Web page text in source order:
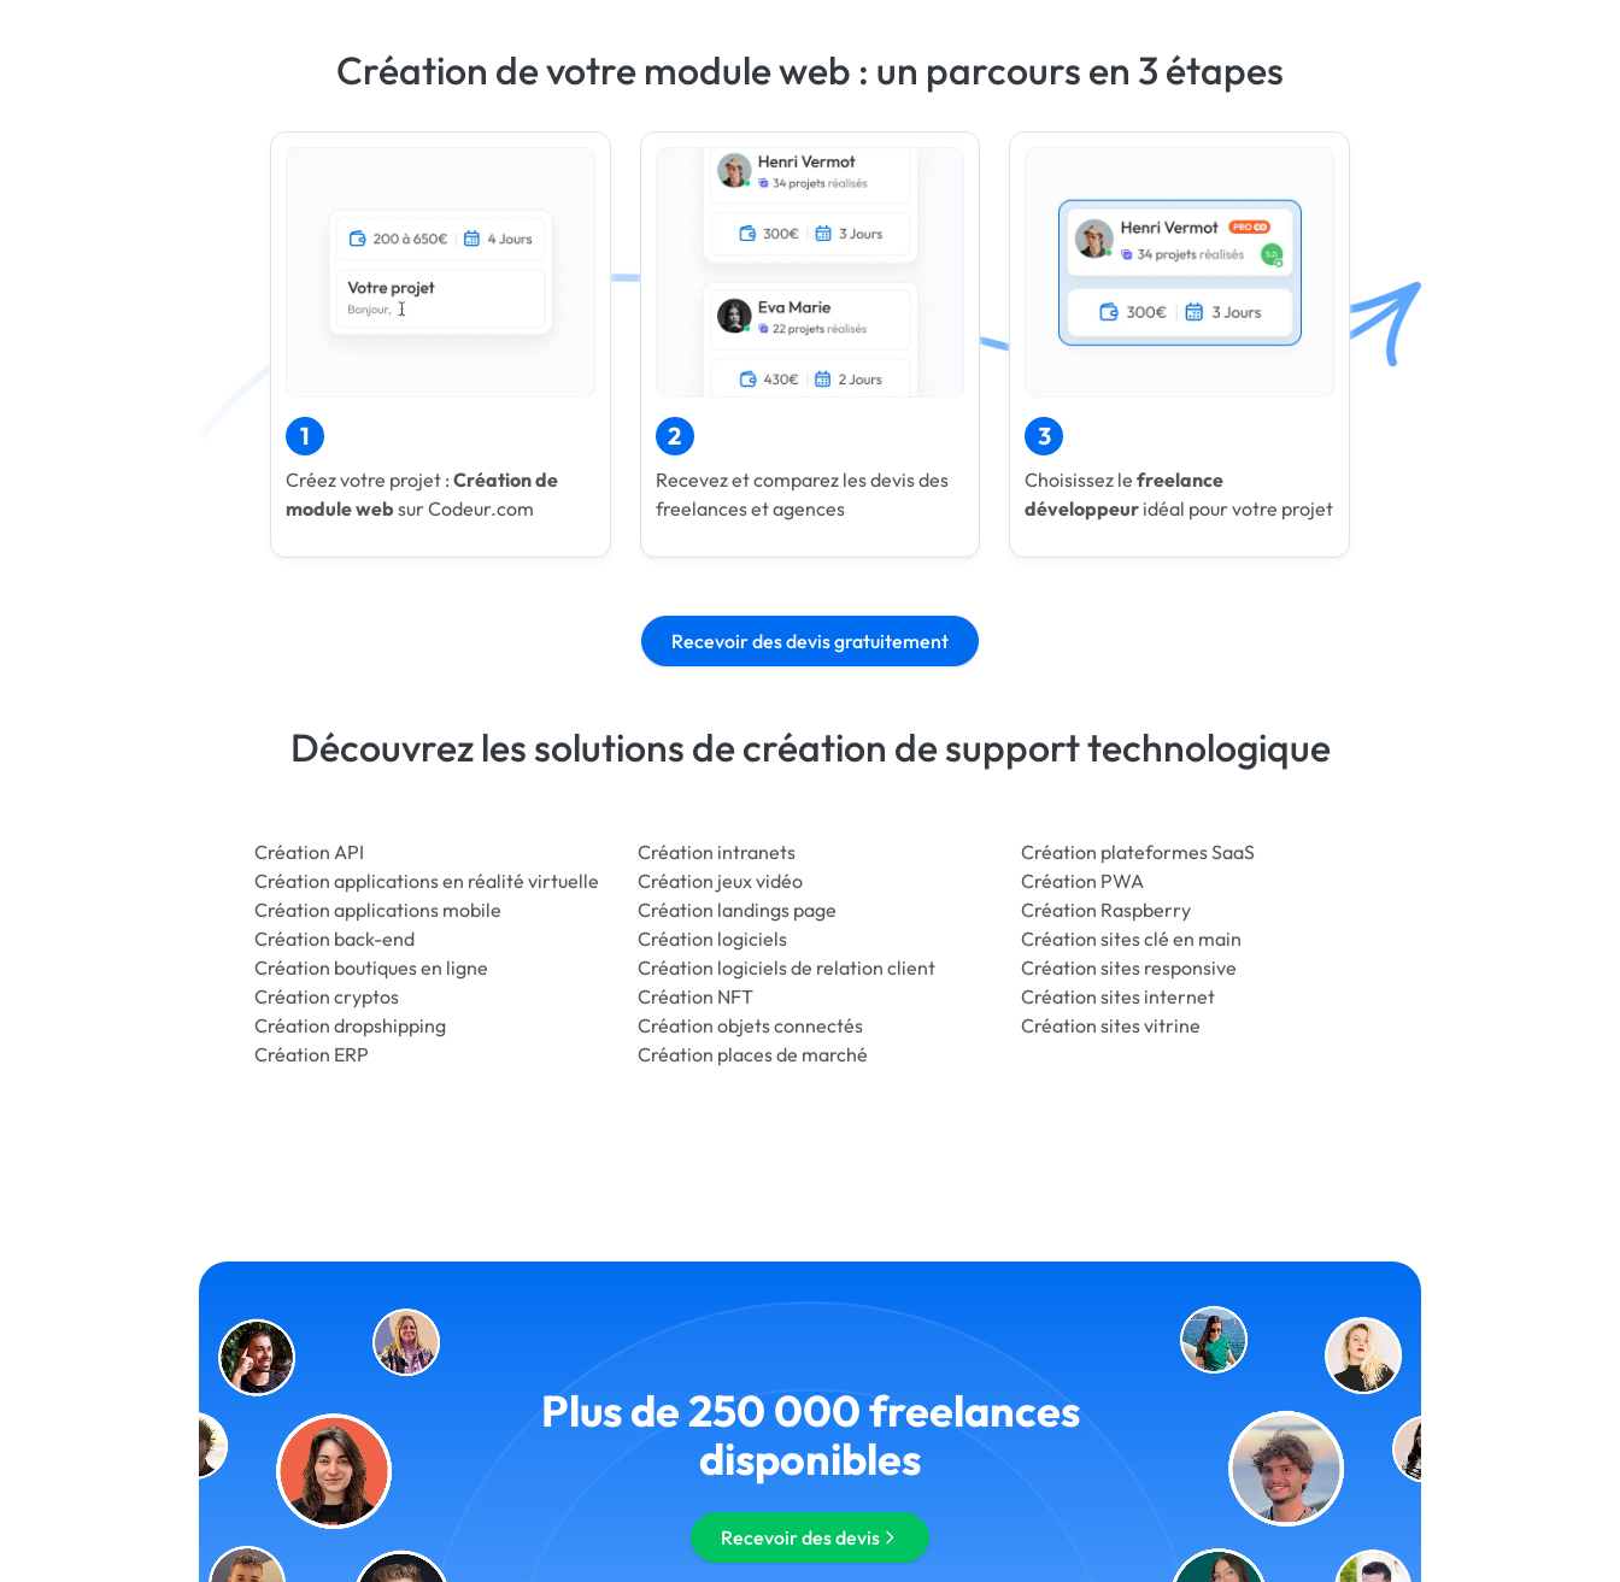
Création de votre module web : un parcours en 3 étapes
1
Créez votre projet : Création de
module web sur Codeur.com
2
Recevez et comparez les devis des
freelances et agences
3
Choisissez lefreelance
développeur idéal pour votre projet
Recevoir des devis gratuitement
Découvrez les solutions de création de support technologique
Création API
Création applications en réalité virtuelle
Création applications mobile
Création back-end
Création boutiques en ligne
Création cryptos
Création dropshipping
Création ERP
Création intranets
Création jeux vidéo
Création landings page
Création logiciels
Création logiciels de relation client
Création NFT
Création objets connectés
Création places de marché
Création plateformes SaaS
Création PWA
Création Raspberry
Création sites clé en main
Création sites responsive
Création sites internet
Création sites vitrine
Plus de 250 000 freelances
disponibles
Recevoir des devis